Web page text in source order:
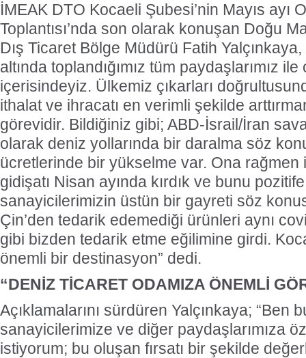
İMEAK DTO Kocaeli Şubesi’nin Mayıs ayı
Toplantısı’nda son olarak konuşan Doğu
Dış Ticaret Bölge Müdürü Fatih Yalçınkaya,
altında toplandığımız tüm paydaşlarımız
içerisindeyiz. Ülkemiz çıkarları
ithalat ve ihracatı en verimli şekilde
görevidir. Bildiğiniz gibi; ABD-İsrail/İran
olarak deniz yollarında bir daralma söz
ücretlerinde bir yükselme var. Ona rağmen
gidişatı Nisan ayında kırdık ve bunu
sanayicilerimizin üstün bir gayreti söz
Çin’den tedarik edemediği ürünleri aynı
gibi bizden tedarik etme eğilimine girdi.
önemli bir destinasyon” dedi.
“DENİZ TİCARET ODAMIZA ÖNEMLİ
Açıklamalarını sürdüren Yalçınkaya; “Ben
sanayicilerimize ve diğer paydaşlarımıza
istiyorum; bu oluşan fırsatı bir şekilde